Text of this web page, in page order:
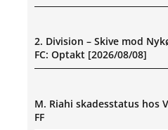
2. Division – Skive mod
FC: Optakt [2026/08/08]
M. Riahi skadesstatus hos
FF